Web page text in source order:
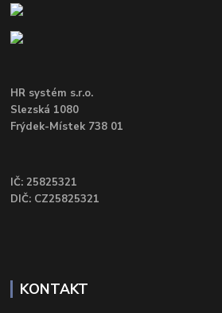
HR systém s.r.o.
Slezská 1080
Frýdek-Místek 738 01
IČ: 25825321
DIČ: CZ25825321
KONTAKT